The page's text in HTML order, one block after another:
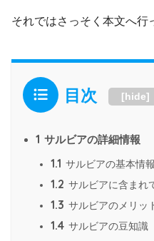
それではさっそく本文へ行
目次 [hide]
1 サルビアの詳細情報
1.1 サルビアの基本情報
1.2 サルビアに含まれ
1.3 サルビアのメリッ
1.4 サルビアの豆知識